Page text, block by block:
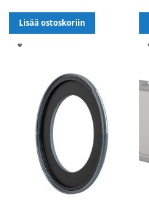
Lisää ostoskoriin